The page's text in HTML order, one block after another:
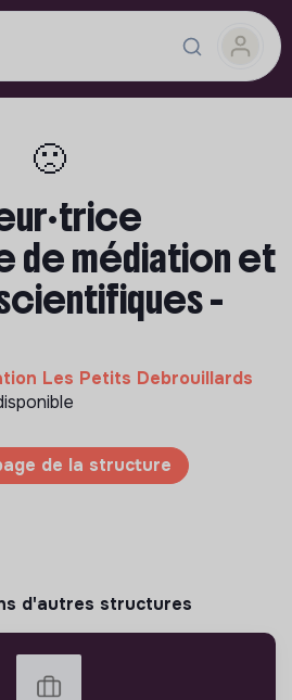
🙁
de médiation et
-
Les Petits Debrouillards
de la structure
d'autres structures